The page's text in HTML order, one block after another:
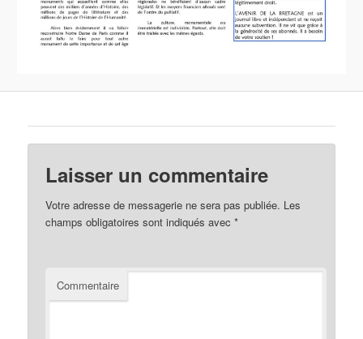
Laisser un commentaire
Votre adresse de messagerie ne sera pas publiée. Les
champs obligatoires sont indiqués avec*
Commentaire